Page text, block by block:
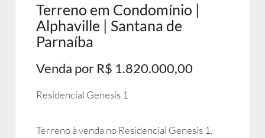
Terreno em Condomínio |
Alphaville | Santana de
Parnaíba
Venda por R$ 1.820.000,00
Residencial Genesis 1
Terreno à venda no Residencial Genesis 1,